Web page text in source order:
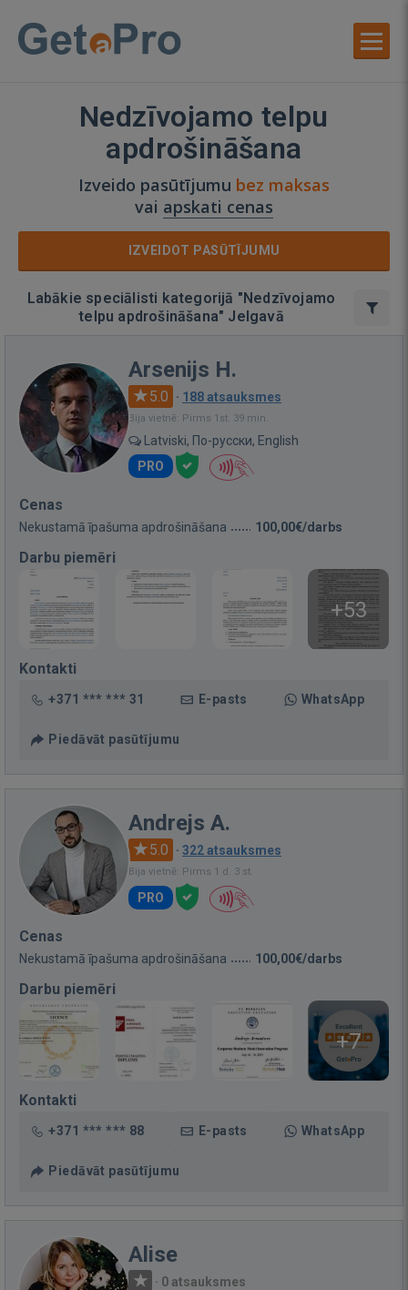
Nedzīvojamo telpu
apdrošināšana
Izveido pasūtījumu bez maksas
vai apskati cenas
IZVEIDOT PASŪTĪJUMU
Labākie speciālisti kategorijā "Nedzīvojamo
telpu apdrošināšana" Jelgavā
Arsenijs H.
5.0 · 188 atsauksmes
Bija vietnē: Pirms 1st. 39 min.
Latviski, По-русски, English
PRO
Cenas
Nekustamā īpašuma apdrošināšana 100,00€/darbs
Darbu piemēri
+53
Kontakti
+371 *** *** 31 E-pasts WhatsApp
Piedāvāt pasūtījumu
Andrejs A.
5.0 · 322 atsauksmes
Bija vietnē: Pirms 1 d. 3 st.
PRO
Cenas
Nekustamā īpašuma apdrošināšana 100,00€/darbs
Darbu piemēri
+7
Kontakti
+371 *** *** 88 E-pasts WhatsApp
Piedāvāt pasūtījumu
Alise
· 0 atsauksmes